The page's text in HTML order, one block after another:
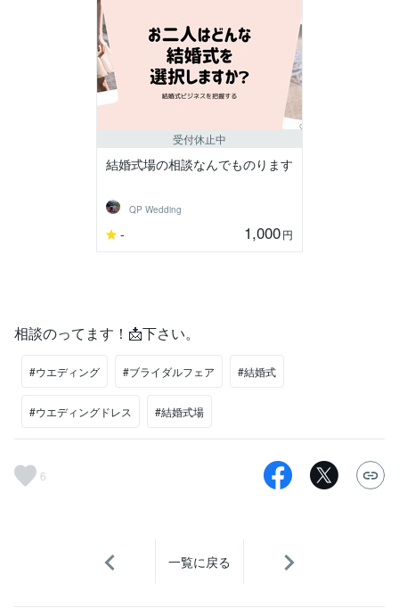
受付休止中
結婚式場の相談なんでものります
QP Wedding
- 1,000円
相談のってます！📩下さい。
#ウエディング #ブライダルフェア #結婚式
#ウエディングドレス #結婚式場
6
一覧に戻る